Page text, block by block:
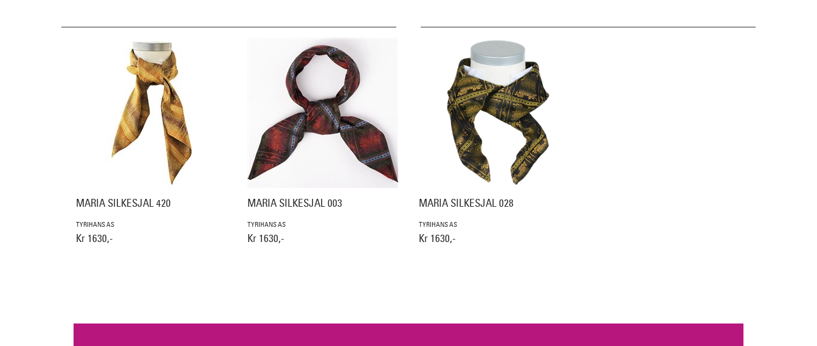
MARIA SILKESJAL 420
TYRIHANS AS
Kr 1630,-
MARIA SILKESJAL 003
TYRIHANS AS
Kr 1630,-
MARIA SILKESJAL 028
TYRIHANS AS
Kr 1630,-